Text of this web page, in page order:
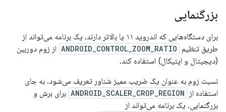
بزرگنمایی
برای دستگاه‌هایی که اندروید ۱۱ یا بالاتر دارند، یک برنامه می‌تواند از
طریق تنظیم ANDROID_CONTROL_ZOOM_RATIO از زوم دوربین
(دیجیتال و اپتیکال) استفاده کند.
نسبت زوم به عنوان یک ضریب ممیز شناور تعریف می‌شود. به جای
استفاده از
ANDROID_SCALER_CROP_REGION برای برش و
بزرگنمایی، یک برنامه می‌تواند از